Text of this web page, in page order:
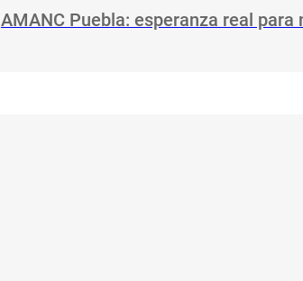
AMANC Puebla: esperanza real para